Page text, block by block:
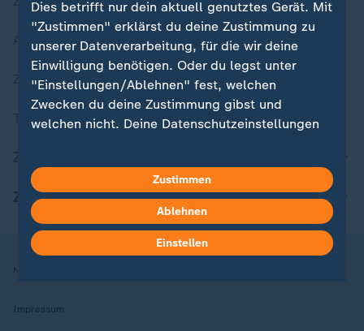
Aktuelle Sendungs-Videos
ZDFheute Stories
Themen im Überblick
ZDFheute Apps
Nutzungsbedingungen
Impressum
Dies betrifft nur dein aktuell genutztes Gerät. Mit
"Zustimmen" erklärst du deine Zustimmung zu
unserer Datenverarbeitung, für die wir deine
Einwilligung benötigen. Oder du legst unter
"Einstellungen/Ablehnen" fest, welchen
Zwecken du deine Zustimmung gibst und
welchen nicht. Deine Datenschutzeinstellungen
Hier findest du das Impressum.
Weitere Informationen findest du in unserer
Datenschutzerklärung.
Zustimmen
Ablehnen
Einstellen